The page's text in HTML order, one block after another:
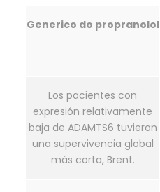
Generico do propranolol
Los pacientes con
expresión relativamente
baja de ADAMTS6 tuvieron
una supervivencia global
más corta, Brent.